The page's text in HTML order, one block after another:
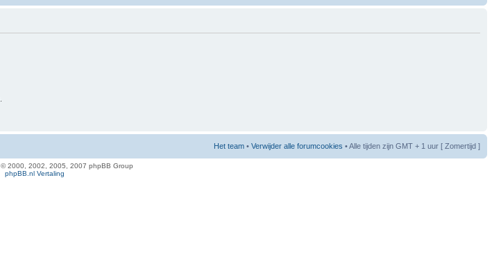
Het team • Verwijder alle forumcookies • Alle tijden zijn GMT + 1 uur [ Zomertijd ]
© 2000, 2002, 2005, 2007 phpBB Group
phpBB.nl Vertaling